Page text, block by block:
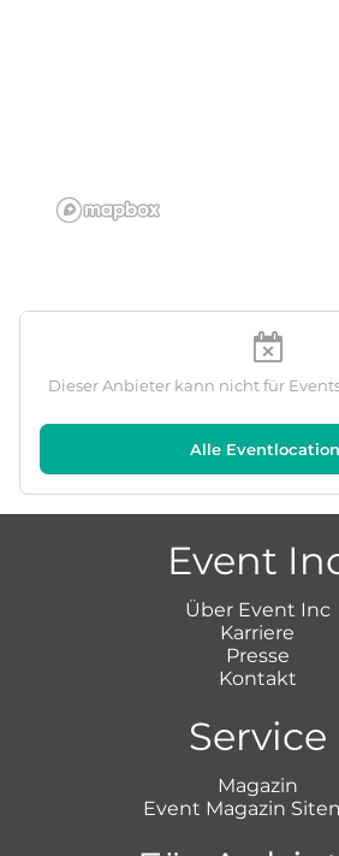
Dieser Anbieter kann nicht für
Alle
Event
Über Event Inc
Karriere
Presse
Kontakt
Service
Magazin
Event Magazin